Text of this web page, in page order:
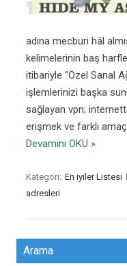
adına mecburi hâl
kelimelerinin baş
itibariyle “Özel Sanal
işlemlerinizi başka
sağlayan vpn;
erişmek ve farklı
Devamini OKU »
Kategori: En iyiler Listesi
adresleri
Arama